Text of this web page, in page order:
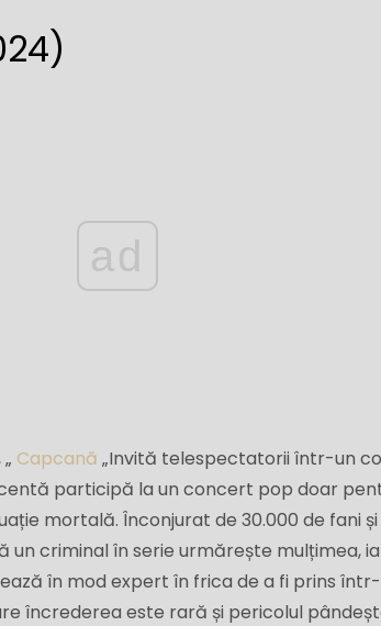
ad
Capcană „Invită telespectatorii într-un
participă la un concert pop doar
mortală. Înconjurat de 30.000 de fani și
un criminal în serie urmărește mulțimea,
în mod expert în frica de a fi prins
încrederea este rară și pericolul